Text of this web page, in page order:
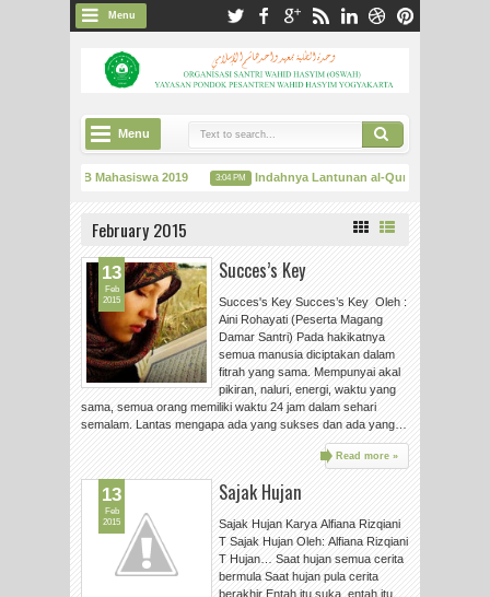
Menu
Menu
Informasi PSB Mahasiswa 2019 3:04 PM
Indahnya Lantunan al-Qur'an dalam
February 2015
Succes’s Key
Succes's Key Succes’s Key Oleh :
Aini Rohayati (Peserta Magang
Damar Santri) Pada hakikatnya
semua manusia diciptakan dalam
fitrah yang sama. Mempunyai akal
pikiran, naluri, energi, waktu yang
sama, semua orang memiliki waktu 24 jam dalam sehari
semalam. Lantas mengapa ada yang sukses dan ada yang…
Read more »
13
Feb
2015
Sajak Hujan
Sajak Hujan Karya Alfiana Rizqiani
T Sajak Hujan Oleh: Alfiana Rizqiani
T Hujan… Saat hujan semua cerita
bermula Saat hujan pula cerita
berakhir Entah itu suka, entah itu
13
Feb
2015